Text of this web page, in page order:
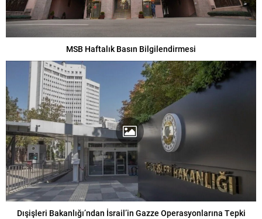
MSB Haftalık Basın Bilgilendirmesi
Dışişleri Bakanlığı’ndan İsrail’in Gazze Operasyonlarına Tepki